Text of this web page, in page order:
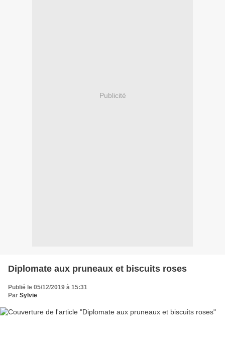
Publicité
Diplomate aux pruneaux et biscuits roses
Publié le 05/12/2019 à 15:31
Par Sylvie